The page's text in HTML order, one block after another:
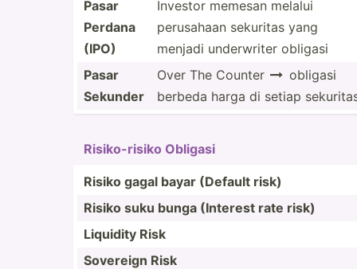
Pasar
Perdana
(IPO)
Investor memesan melalui
perusahaan sekuritas yang
menjadi underw­riter obligasi
Pasar
Sekunder
Over The Counter  obligasi
berbeda harga di setiap
Risiko­-risiko Obligasi
Risiko gagal bayar (Default risk)
Risiko suku bunga (Interest rate risk)
Liquidity Risk
Sovereign Risk